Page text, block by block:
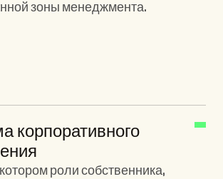
зоны менеджмента.
корпоративного
роли собственника,